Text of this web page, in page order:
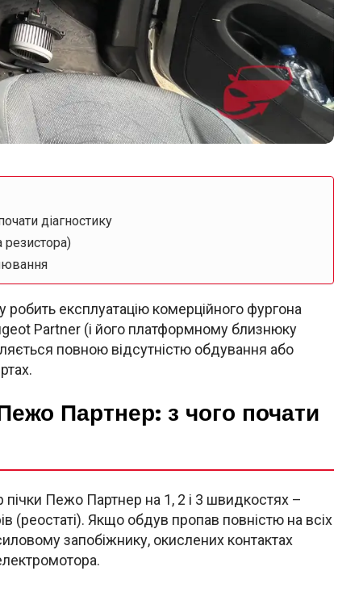
діагностику
резистора)
експлуатацію комерційного фургона
Partner (і його платформному близнюку
повною відсутністю обдування або
Партнер: з чого почати
Пежо Партнер на 1, 2 і 3 швидкостях –
(реостаті). Якщо обдув пропав повністю на всіх
запобіжнику, окислених контактах